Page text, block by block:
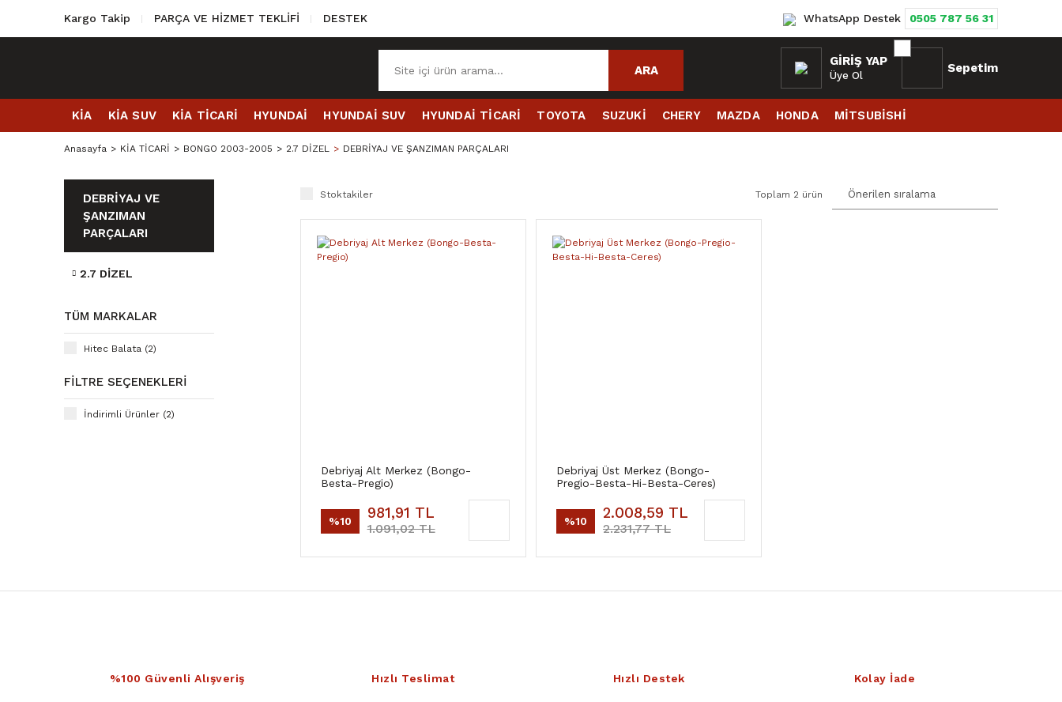
Kargo Takip PARÇA VE HİZMET TEKLİFİ DESTEK WhatsApp Destek 0505 787 56 31
ARA
GIRIŞ YAP
Üye Ol
Sepetim
KİA KİA SUV KİA TİCARİ HYUNDAİ HYUNDAİ SUV HYUNDAİ TİCARİ TOYOTA SUZUKİ CHERY MAZDA HONDA MİTSUBİSHİ
Anasayfa KİA TİCARİ BONGO 2003-2005 2.7 DİZEL DEBRİYAJ VE ŞANZIMAN PARÇALARI
DEBRİYAJ VE
ŞANZIMAN
PARÇALARI
2.7 DİZEL
TÜM MARKALAR
Hitec Balata (2)
FILTRE SEÇENEKLERI
İndirimli Ürünler (2)
Stoktakiler Toplam 2 ürün
Debriyaj Alt Merkez (Bongo-
Besta-Pregio)
%10 981,91 TL
1.091,02 TL
Debriyaj Üst Merkez (Bongo-
Pregio-Besta-Hi-Besta-Ceres)
%10 2.008,59 TL
2.231,77 TL
%100 Güvenli Alışveriş Hızlı Teslimat Hızlı Destek Kolay İade